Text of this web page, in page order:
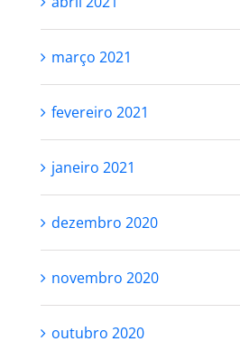
março 2021
fevereiro 2021
janeiro 2021
dezembro 2020
novembro 2020
outubro 2020